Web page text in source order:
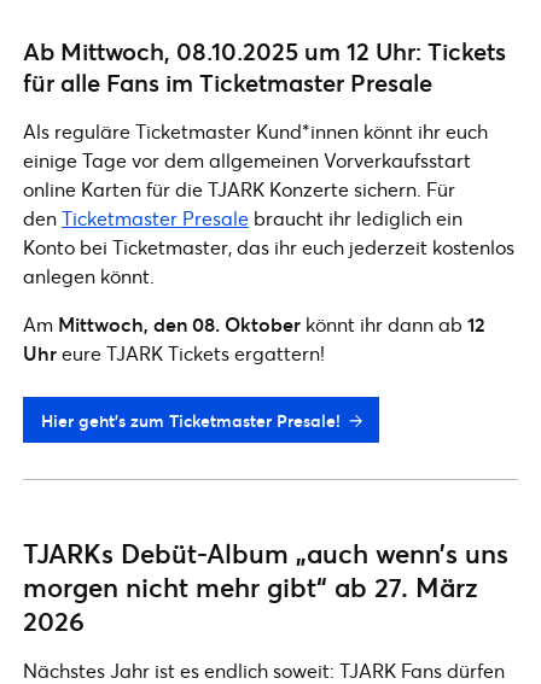
Ab Mittwoch, 08.10.2025 um 12 Uhr: Tickets
für alle Fans im Ticketmaster Presale
Als reguläre Ticketmaster Kund*innen könnt ihr euch
einige Tage vor dem allgemeinen Vorverkaufsstart
online Karten für die TJARK Konzerte sichern. Für
denTicketmaster Presale braucht ihr lediglich ein
Konto bei Ticketmaster, das ihr euch jederzeit kostenlos
anlegen könnt.
Am Mittwoch, den 08. Oktober könnt ihr dann ab 12
Uhreure TJARK Tickets ergattern!
Hier geht’s zum Ticketmaster Presale!
TJARKs Debüt-Album „auch wenn’s uns
morgen nicht mehr gibt“ ab 27. März
2026
Nächstes Jahr ist es endlich soweit: TJARK Fans dürfen